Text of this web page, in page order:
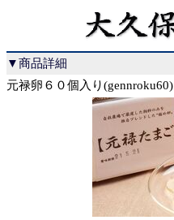
▼商品詳細
元禄卵６０個入り(gennroku60)